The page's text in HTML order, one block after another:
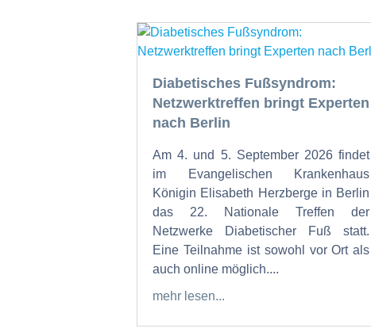
Diabetisches Fußsyndrom:
Netzwerktreffen bringt Experten
nach Berlin
Am 4. und 5. September 2026 findet
im Evangelischen Krankenhaus
Königin Elisabeth Herzberge in Berlin
das 22. Nationale Treffen der
Netzwerke Diabetischer Fuß statt.
Eine Teilnahme ist sowohl vor Ort als
auch online möglich....
mehr lesen...